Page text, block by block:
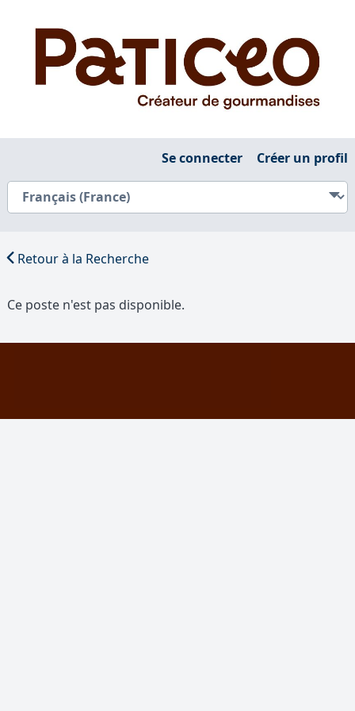
Se connecter Créer un profil
Retour à la Recherche
Ce poste n'est pas disponible.